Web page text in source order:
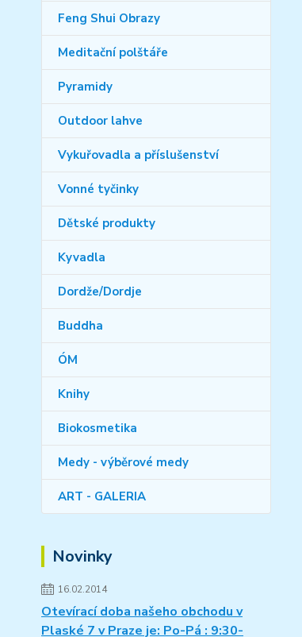
Feng Shui Obrazy
Meditační polštáře
Pyramidy
Outdoor lahve
Vykuřovadla a příslušenství
Vonné tyčinky
Dětské produkty
Kyvadla
Dordže/Dordje
Buddha
ÓM
Knihy
Biokosmetika
Medy - výběrové medy
ART - GALERIA
Novinky
16.02.2014
Otevírací doba našeho obchodu v
Plaské 7 v Praze je: Po-Pá : 9:30-